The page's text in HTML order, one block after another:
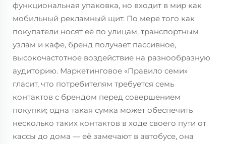
функциональная упаковка, но входит в мир как
мобильный рекламный щит. По мере того как
покупатели носят её по улицам, транспортным
узлам и кафе, бренд получает пассивное,
высокочастотное воздействие на разнообразную
аудиторию. Маркетинговое «Правило семи»
гласит, что потребителям требуется семь
контактов с брендом перед совершением
покупки; одна такая сумка может обеспечить
несколько таких контактов в ходе своего пути от
кассы до дома — её замечают в автобусе, она